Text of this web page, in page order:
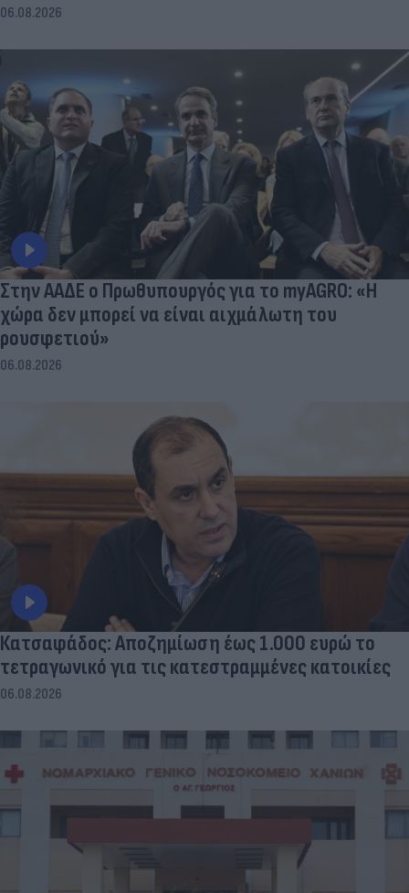
06.08.2026
Στην ΑΑΔΕ ο Πρωθυπουργός για το myAGRO: «Η
χώρα δεν μπορεί να είναι αιχμάλωτη του
ρουσφετιού»
06.08.2026
Κατσαφάδος: Αποζημίωση έως 1.000 ευρώ το
τετραγωνικό για τις κατεστραμμένες κατοικίες
06.08.2026